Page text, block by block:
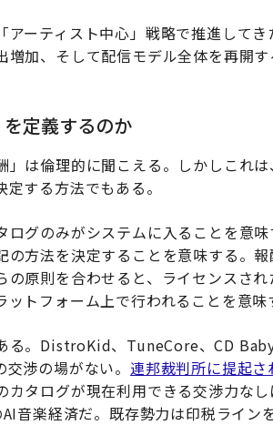
アーティスト中心」戦略で推進して
増加、そして配信モデル全体を再開
定義するのか
」は倫理的に聞こえる。しかしこれ
する方法でもある。
ログのみがシステムに入ることを意
の方法を決定することを意味する。
の原則を合わせると、ライセンスさ
トフォーム上で行われることを意味
る。DistroKid、TuneCore、CD
渉の場がない。 連邦裁判所に提起さ
カタログが現在利用できる交渉力な
音楽経済だ。既存勢力は印税ライン